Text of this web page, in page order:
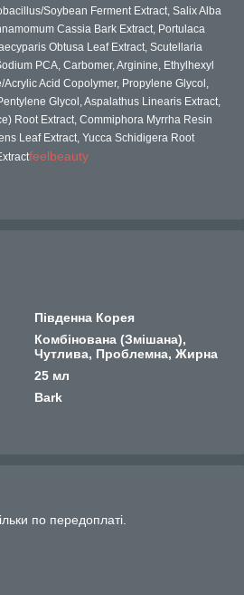
Soybean Ferment Extract, Salix Alba
Cassia Bark Extract, Portulaca
Obtusa Leaf Extract, Scutellaria
PCA, Carbomer, Arginine, Ethylhexyl
Acid Copolymer, Propylene Glycol,
Glycol, Aspalathus Linearis Extract,
Root Extract, Commiphora Myrrha Resin
Leaf Extract, Yucca Schidigera Root
feelbeauty
Південна Корея
Комбінована (Змішана),
Чутлива, Проблемна, Жирна
25 мл
Bark
по передоплаті.